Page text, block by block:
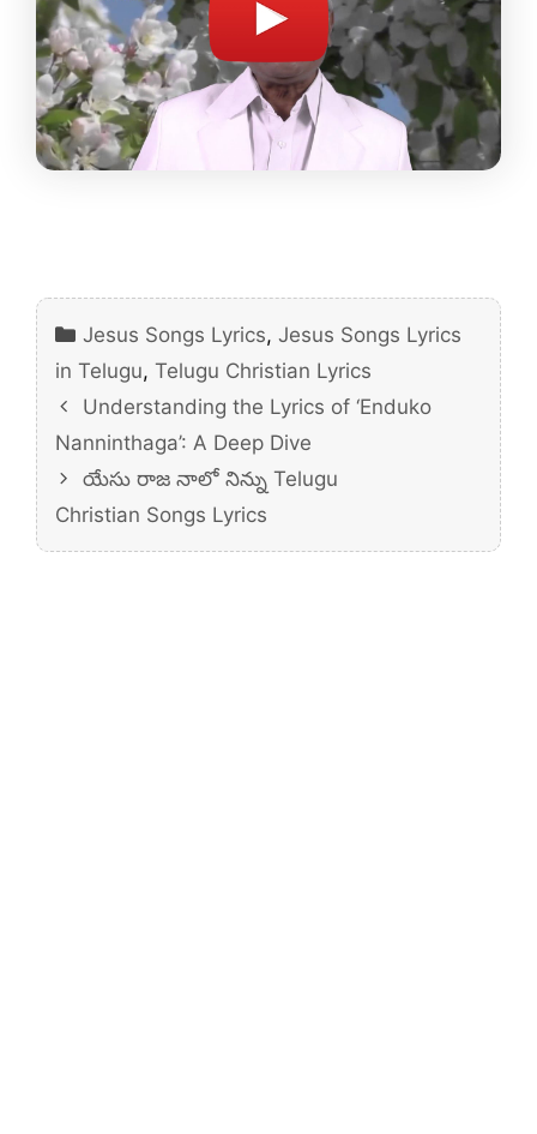
Categories
Jesus Songs Lyrics,Jesus Songs Lyrics
in Telugu, Telugu Christian Lyrics
Understanding the Lyrics of ‘Enduko
Nanninthaga’: A Deep Dive
యేసు రాజ నాలో నిన్ను Telugu
Christian Songs Lyrics